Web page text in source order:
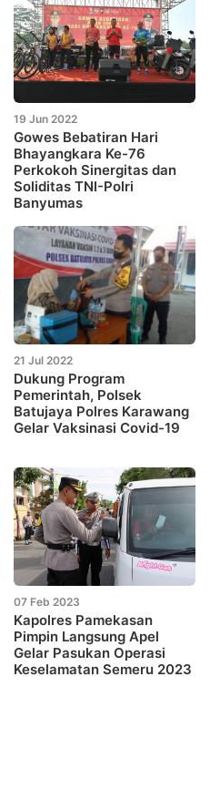
19 Jun 2022
Gowes Bebatiran Hari
Bhayangkara Ke-76
Perkokoh Sinergitas dan
Soliditas TNI-Polri
Banyumas
21 Jul 2022
Dukung Program
Pemerintah, Polsek
Batujaya Polres Karawang
Gelar Vaksinasi Covid-19
07 Feb 2023
Kapolres Pamekasan
Pimpin Langsung Apel
Gelar Pasukan Operasi
Keselamatan Semeru 2023